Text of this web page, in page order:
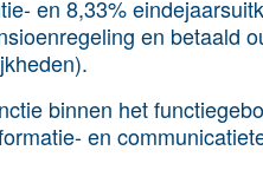
en 8,33%
en betaald
binnen het
en